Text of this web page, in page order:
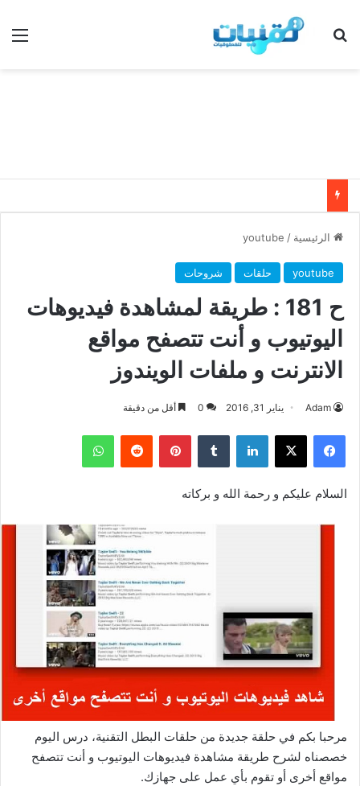
بحث عن
الرئيسية /
youtube
youtube حلقات شروحات
ح 181 : طريقة لمشاهدة فيديوهات
اليوتيوب و أنت تتصفح مواقع
الانترنت و ملفات الويندوز
Adam يناير 31, 2016 0 أقل من دقيقة
فيسبوك ‫X لينكدإن بينتيريست واتساب
السلام عليكم و رحمة الله و بركاته
مرحبا بكم في حلقة جديدة من حلقات البطل التقنية، درس اليوم
خصصناه لشرح طريقة مشاهدة فيديوهات اليوتيوب و أنت تتصفح
مواقع أخرى أو تقوم بأي عمل على جهازك.